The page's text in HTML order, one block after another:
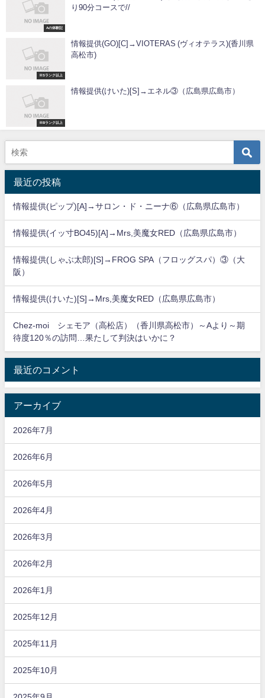
Aの体験記
り90分コースで//
※Sランク以上
情報提供(GO)[C]→VIOTERAS (ヴィオテラス)(香川県
高松市)
※Bランク以上
情報提供(けいた)[S]→エネル③（広島県広島市）
最近の投稿
情報提供(ピップ)[A]→サロン・ド・ニーナ⑥（広島県広島市）
情報提供(イッ寸BO45)[A]→Mrs,美魔女RED（広島県広島市）
情報提供(しゃぶ太郎)[S]→FROG SPA（フロッグスパ）③（大
阪）
情報提供(けいた)[S]→Mrs,美魔女RED（広島県広島市）
Chez-moi シェモア（高松店）（香川県高松市）～Aより～期
待度120％の訪問…果たして判決はいかに？
最近のコメント
アーカイブ
2026年7月
2026年6月
2026年5月
2026年4月
2026年3月
2026年2月
2026年1月
2025年12月
2025年11月
2025年10月